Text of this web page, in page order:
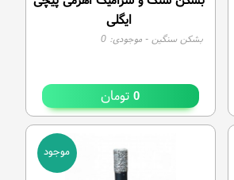
ایگلی
بشکن سنگین- موجودی: 0
0تومان
موجود